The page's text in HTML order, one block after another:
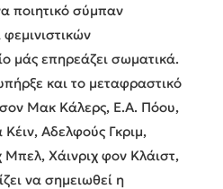
ποιητικό σύμπαν
φεμινιστικών
μάς επηρεάζει σωματικά.
και το μεταφραστικό
Μακ Κάλερς, Ε.Α. Πόου,
Αδελφούς Γκριμ,
Μπελ, Χάινριχ φον Κλάιστ,
να σημειωθεί η